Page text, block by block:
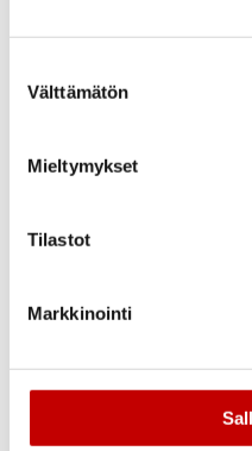
valinta
Välttämätön
Mieltymykset
Tilastot
Markkinointi
Sound 201 25dB
Toimitusaika 1–3